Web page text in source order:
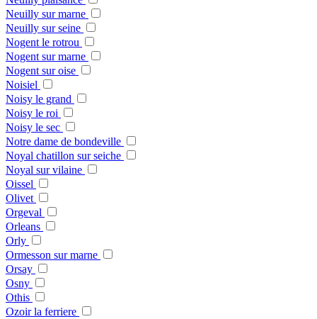
Neuilly sur marne
Neuilly sur seine
Nogent le rotrou
Nogent sur marne
Nogent sur oise
Noisiel
Noisy le grand
Noisy le roi
Noisy le sec
Notre dame de bondeville
Noyal chatillon sur seiche
Noyal sur vilaine
Oissel
Olivet
Orgeval
Orleans
Orly
Ormesson sur marne
Orsay
Osny
Othis
Ozoir la ferriere